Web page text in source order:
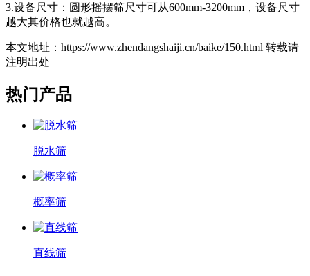
3.设备尺寸：圆形摇摆筛尺寸可从600mm-3200mm，设备尺寸
越大其价格也就越高。
本文地址：https://www.zhendangshaiji.cn/baike/150.html 转载请
注明出处
热门产品
脱水筛
概率筛
直线筛